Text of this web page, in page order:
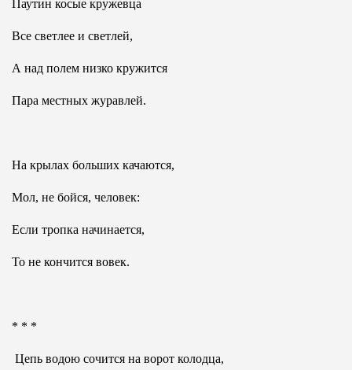
Паутин косые кружевца
Все светлее и светлей,
А над полем низко кружится
Пара местных журавлей.
На крылах больших качаются,
Мол, не бойся, человек:
Если тропка начинается,
То не кончится вовек.
* * *
Цепь водою сочится на ворот колодца,